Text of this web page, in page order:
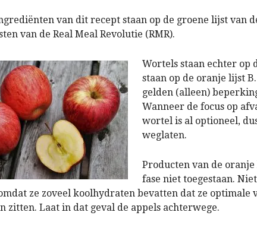
van dit recept staan op de groene lijst van
van de Real Meal Revolutie (RMR).
Wortels staan echter op
staan op de oranje lijst
gelden (alleen)
Wanneer de focus op
wortel is al optioneel,
weglaten.
Producten van de
fase niet toegestaan.
ze zoveel koolhydraten bevatten dat ze optimale
zitten. Laat in dat geval de appels achterwege.